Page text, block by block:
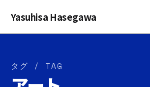
Yasuhisa Hasegawa
タグ / TAG